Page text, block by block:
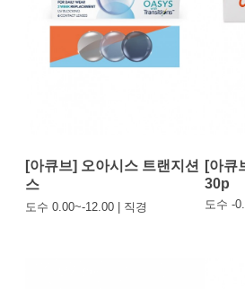
[아큐브] 오아시스 트랜지션
스
도수 0.00~-12.00 | 직경
[아큐
30p
도수 -